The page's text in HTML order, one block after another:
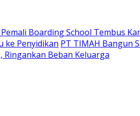
Boarding School Tembus
ke Penyidikan PT TIMAH Bangun
Ringankan Beban Keluarga